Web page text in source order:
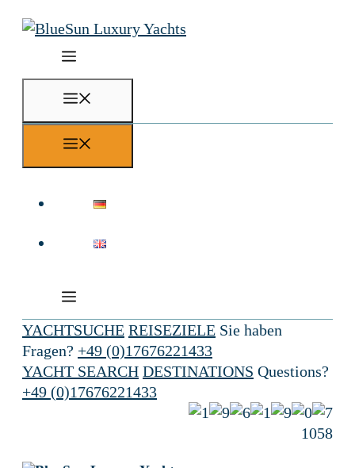
Zum
Inhalt
YACHTSUCHE REISEZIELE Sie haben
Fragen? +49 (0)17676221433
YACHT SEARCH DESTINATIONS Questions?
+49 (0)17676221433
1058